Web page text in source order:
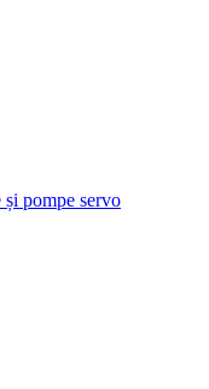
și pompe servo